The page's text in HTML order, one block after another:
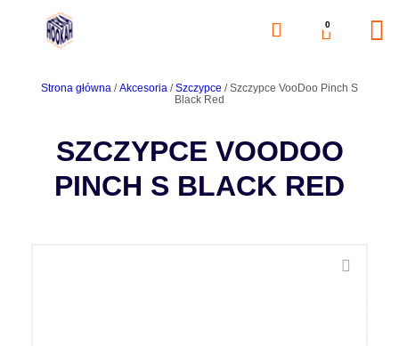
0
Strona główna /Akcesoria /Szczypce / Szczypce VooDoo Pinch S
Black Red
SZCZYPCE VOODOO
PINCH S BLACK RED